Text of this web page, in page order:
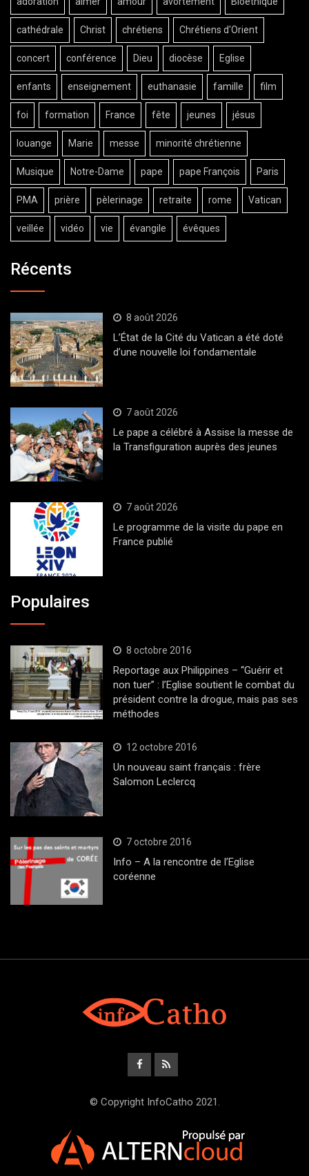
cathédrale Christ chrétiens Chrétiens d'Orient
concert conférence Dieu diocèse Eglise
enfants enseignement euthanasie famille film
foi formation France fête jeunes jésus
louange Marie messe minorité chrétienne
Musique Notre-Dame pape pape François Paris
PMA prière pèlerinage retraite rome Vatican
veillée vidéo vie évangile évêques
Récents
8 août 2026
L’État de la Cité du Vatican a été doté
d’une nouvelle loi fondamentale
7 août 2026
Le pape a célébré à Assise la messe de
la Transfiguration auprès des jeunes
7 août 2026
Le programme de la visite du pape en
France publié
Populaires
8 octobre 2016
Reportage aux Philippines – “Guérir et
non tuer” : l’Eglise soutient le combat du
président contre la drogue, mais pas ses
méthodes
12 octobre 2016
Un nouveau saint français : frère
Salomon Leclercq
7 octobre 2016
Info – A la rencontre de l’Eglise
coréenne
© Copyright InfoCatho 2021.